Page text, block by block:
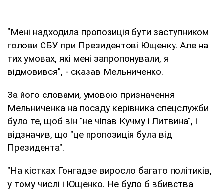
"Мені надходила пропозиція бути заступником
голови СБУ при Президентові Ющенку. Але на
тих умовах, які мені запропонували, я
відмовився", - сказав Мельниченко.
За його словами, умовою призначення
Мельниченка на посаду керівника спецслужби
було те, щоб він "не чіпав Кучму і Литвина", і
відзначив, що "це пропозиція була від
Президента".
"На кістках Гонгадзе виросло багато політиків,
у тому числі і Ющенко. Не було б вбивства